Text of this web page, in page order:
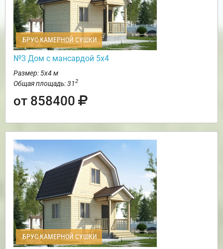
БРУС КАМЕРНОЙ СУШКИ
№3 Дом с мансардой 5х4
Размер: 5х4 м
Общая площадь: 312
от 858400
БРУС КАМЕРНОЙ СУШКИ